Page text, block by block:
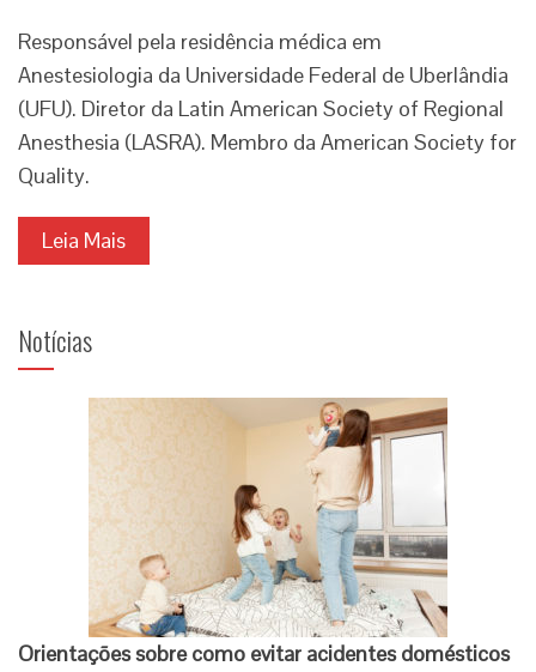
Responsável pela residência médica em
Anestesiologia da Universidade Federal de Uberlândia
(UFU). Diretor da Latin American Society of Regional
Anesthesia (LASRA). Membro da American Society for
Quality.
Leia Mais
Notícias
Orientações sobre como evitar acidentes domésticos